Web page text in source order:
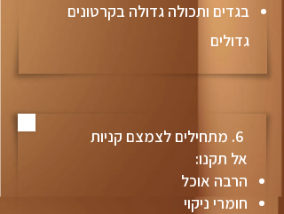
בגדים ותכולה גדולה בקרטונים
גדולים
6. מתחילים לצמצם קניות
אל תקנו:
הרבה אוכל
חומרי ניקוי